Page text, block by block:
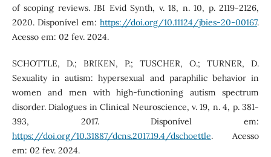
of scoping reviews. JBI Evid Synth, v. 18, n. 10, p. 2119-2126,
2020. Disponível em:https://doi.org/10.11124/jbies-20-00167.
Acesso em: 02 fev. 2024.
SCHOTTLE, D.; BRIKEN, P.; TUSCHER, O.; TURNER, D.
Sexuality in autism: hypersexual and paraphilic behavior in
women and men with high-functioning autism spectrum
disorder. Dialogues in Clinical Neuroscience, v. 19, n. 4, p. 381-
393, 2017. Disponível em:
https://doi.org/10.31887/dcns.2017.19.4/dschoettle. Acesso
em: 02 fev. 2024.